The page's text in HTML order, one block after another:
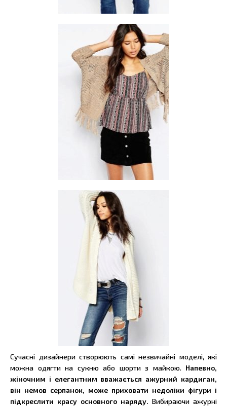
Сучасні дизайнери створюють самі незвичайні моделі, які
можна одягти на сукню або шорти з майкою. Напевно,
жіночним і елегантним вважається ажурний кардиган,
він немов серпанок, може приховати недоліки фігури і
підкреслити красу основного наряду. Вибираючи ажурні